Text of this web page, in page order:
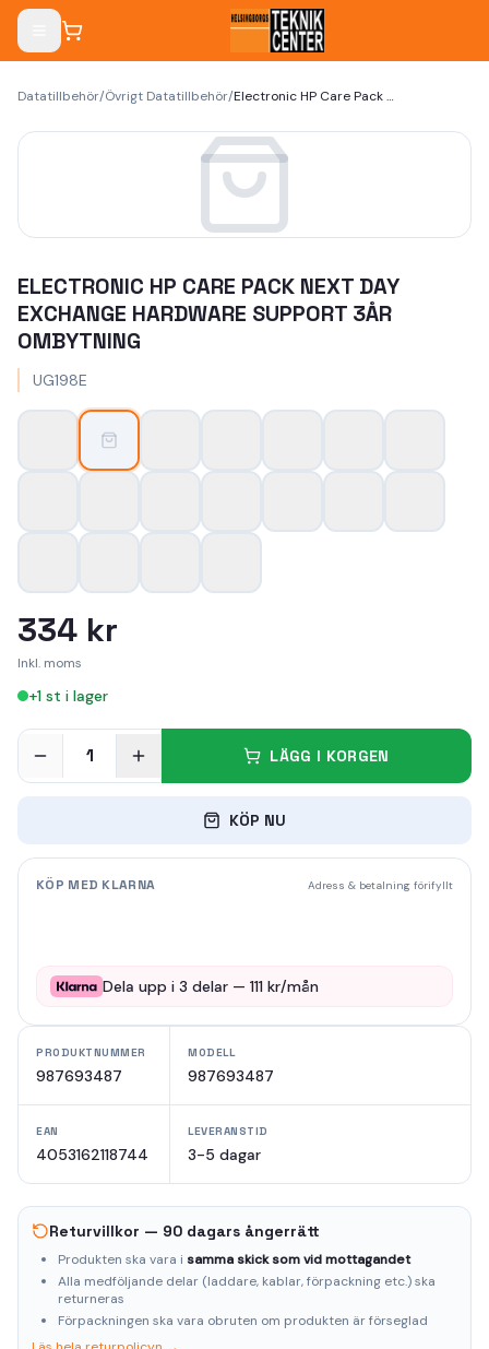
Datatillbehör/Övrigt Datatillbehör/ Electronic HP Care Pack Next Day Exchange Hardware Support 3år Ombytning
ELECTRONIC HP CARE PACK NEXT DAY
EXCHANGE HARDWARE SUPPORT 3ÅR
OMBYTNING
UG198E
334 kr
Inkl. moms
+1 st i lager
1 LÄGG I KORGEN
KÖP NU
KÖP MED KLARNA Adress & betalning förifyllt
Dela upp i 3 delar — 111kr/mån
PRODUKTNUMMER
987693487
MODELL
987693487
EAN
4053162118744
LEVERANSTID
3-5 dagar
Returvillkor — 90 dagars ångerrätt
Produkten ska vara i samma skick som vid mottagandet
Alla medföljande delar (laddare, kablar, förpackning etc.) ska
returneras
Förpackningen ska vara obruten om produkten är förseglad